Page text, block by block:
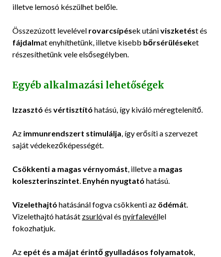
illetve lemosó készülhet belőle.
Összezúzott levelével rovarcsípések utániviszketést és
fájdalmat enyhíthetünk, illetve kisebb bőrsérüléseket
részesíthetünk vele elsősegélyben.
Egyéb alkalmazási lehetőségek
Izzasztó és vértisztító hatású, így kiváló méregtelenítő.
Az immunrendszert stimulálja, így erősíti a szervezet
saját védekezőképességét.
Csökkenti a magas vérnyomást, illetve a magas
koleszterinszintet. Enyhén nyugtató hatású.
Vizelethajtó hatásánál fogva csökkenti az ödémát.
Vizelethajtó hatását zsurlóval és nyírfalevéllel
fokozhatjuk.
Az epét és a májat érintő gyulladásos folyamatok,